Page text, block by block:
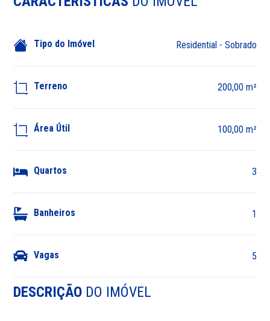
Tipo do Imóvel Residential - Sobrado
Terreno 200,00 m²
Área Útil 100,00 m²
Quartos 3
Banheiros 1
Vagas 5
DESCRIÇÃO DO IMÓVEL